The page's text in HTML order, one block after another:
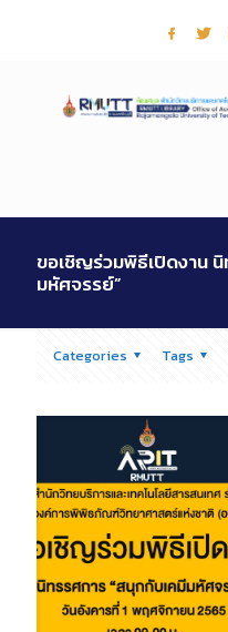
ขอเชิญร่วมพิธีเปิดงาน
มหัศจรรย์”
Categories Tags